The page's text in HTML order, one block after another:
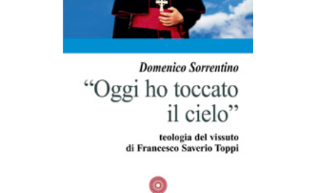
AGGIUNGI AL CARRELLO